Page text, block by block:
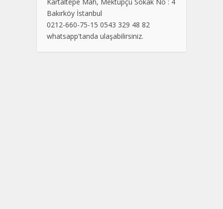
Bakırköy İstanbul
0212-660-75-15 0543 329 48 82
whatsapp'tanda ulaşabilirsiniz.